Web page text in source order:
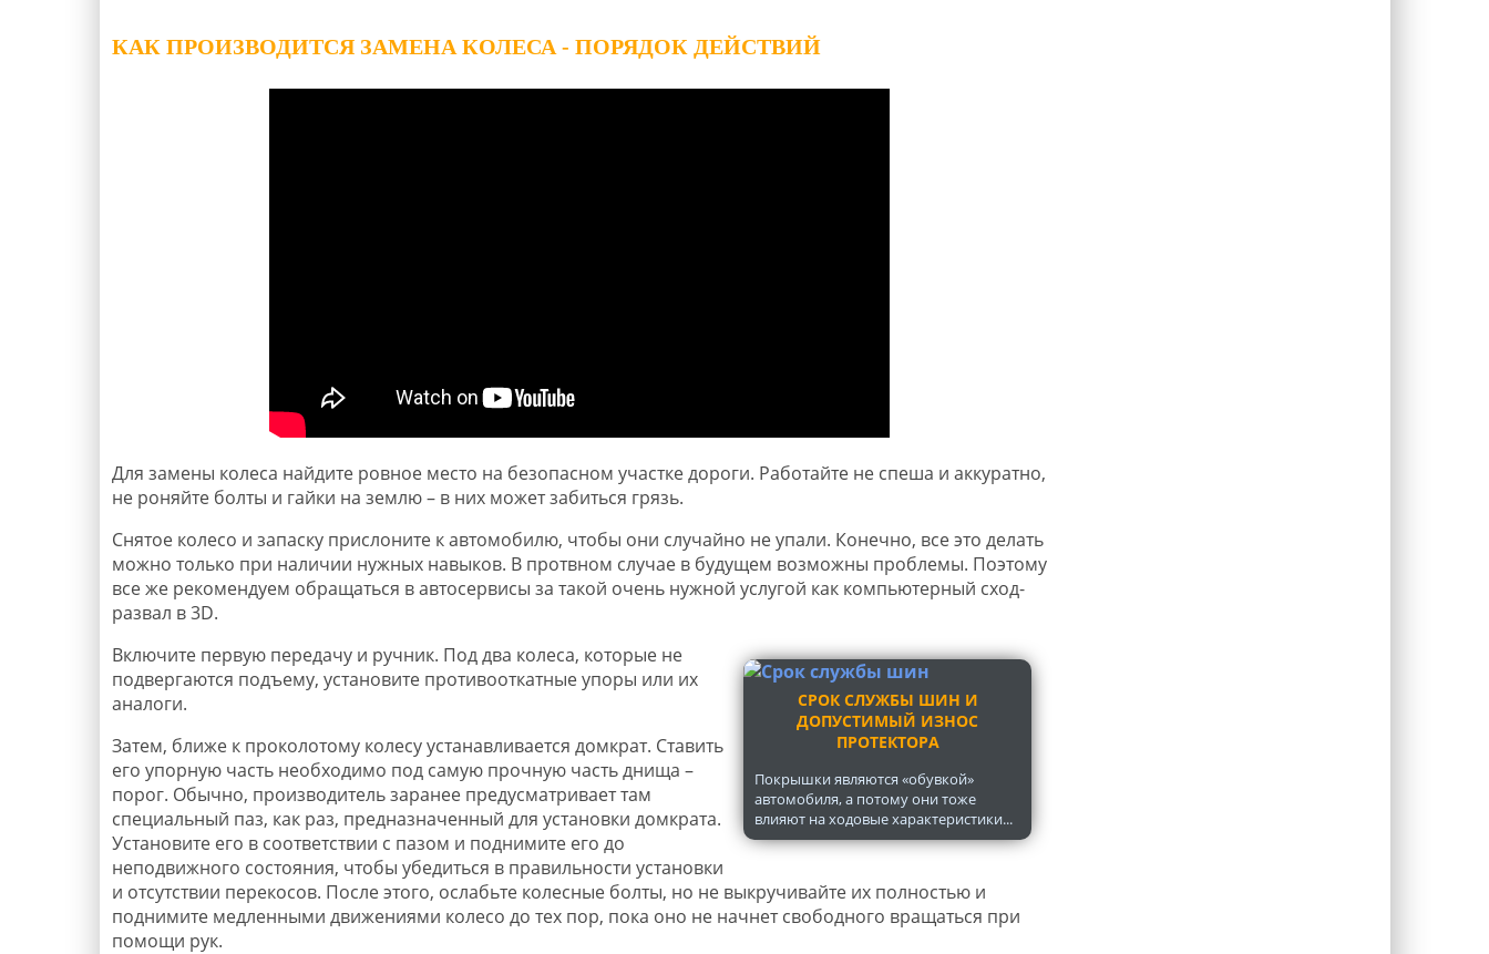
КАК ПРОИЗВОДИТСЯ ЗАМЕНА КОЛЕСА - ПОРЯДОК ДЕЙСТВИЙ
Для замены колеса найдите ровное место на безопасном участке дороги. Работайте не спеша и аккуратно,
не роняйте болты и гайки на землю – в них может забиться грязь.
Снятое колесо и запаску прислоните к автомобилю, чтобы они случайно не упали. Конечно, все это делать
можно только при наличии нужных навыков. В протвном случае в будущем возможны проблемы. Поэтому
все же рекомендуем обращаться в автосервисы за такой очень нужной услугой как компьютерный сход-
развал в 3D.
СРОК СЛУЖБЫ ШИН И
ДОПУСТИМЫЙ ИЗНОС
ПРОТЕКТОРА
Покрышки являются «обувкой»
автомобиля, а потому они тоже
влияют на ходовые характеристики...
Включите первую передачу и ручник. Под два колеса, которые не
подвергаются подъему, установите противооткатные упоры или их
аналоги.
Затем, ближе к проколотому колесу устанавливается домкрат. Ставить
его упорную часть необходимо под самую прочную часть днища –
порог. Обычно, производитель заранее предусматривает там
специальный паз, как раз, предназначенный для установки домкрата.
Установите его в соответствии с пазом и поднимите его до
неподвижного состояния, чтобы убедиться в правильности установки
и отсутствии перекосов. После этого, ослабьте колесные болты, но не выкручивайте их полностью и
поднимите медленными движениями колесо до тех пор, пока оно не начнет свободного вращаться при
помощи рук.